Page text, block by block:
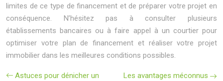
limites de ce type de financement et de préparer votre projet en
conséquence. N’hésitez pas à consulter plusieurs
établissements bancaires ou à faire appel à un courtier pour
optimiser votre plan de financement et réaliser votre projet
immobilier dans les meilleures conditions possibles.
Astuces pour dénicher un
Les avantages méconnus